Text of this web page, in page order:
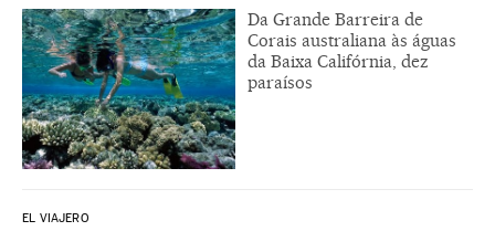
Da Grande Barreira de
Corais australiana às águas
da Baixa Califórnia, dez
paraísos
EL VIAJERO